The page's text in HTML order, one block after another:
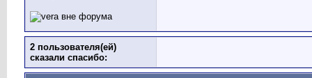
2 пользователя(ей)
сказали cпасибо: